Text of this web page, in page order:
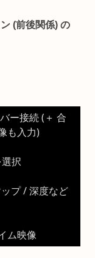
(前後関係) の
ー接続 (＋ 合
も入力)
択
プ / 深度など
ム映像